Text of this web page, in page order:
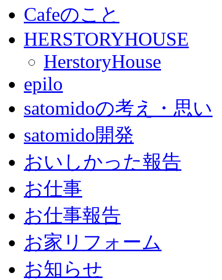
Cafeのこと
HERSTORYHOUSE
HerstoryHouse
epilo
satomidoの考え・思い
satomido開発
おいしかった報告
お仕事
お仕事報告
お家リフォーム
お知らせ